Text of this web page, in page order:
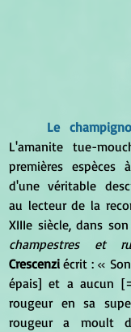
Le
L'amanite tue-
premières
d'une véritable
au lecteur de la
XIIIe siècle, dans son
champestres et
Crescenzi écrit : «
épais] et a aucun
rougeur en sa
rougeur a moult